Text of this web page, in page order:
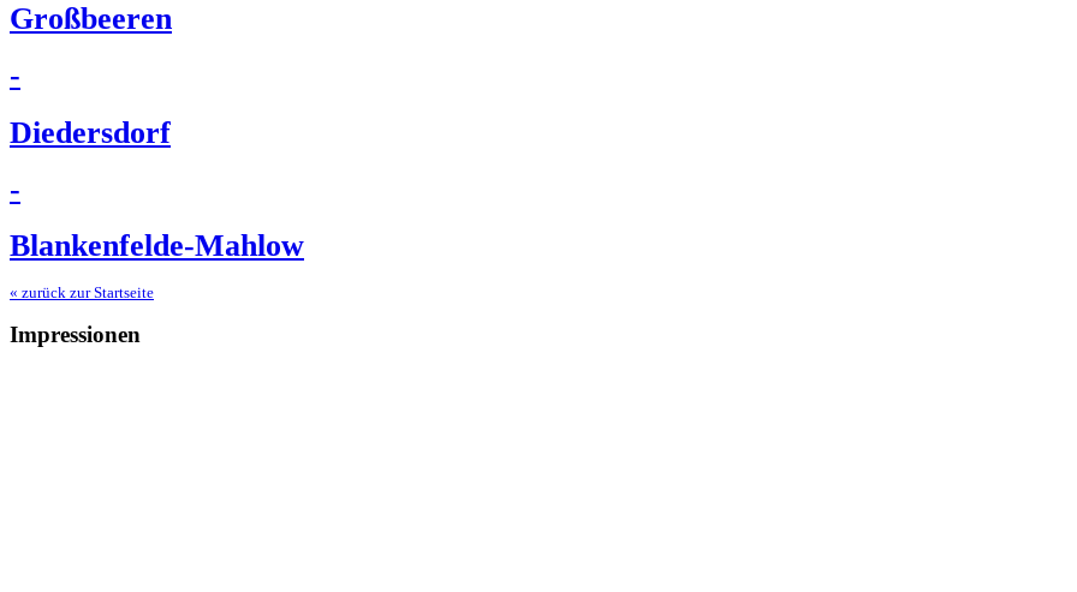
Großbeeren
-
Diedersdorf
-
Blankenfelde-Mahlow
« zurück zur Startseite
Impressionen